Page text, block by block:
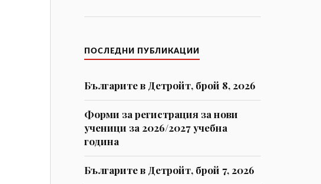
ПОСЛЕДНИ ПУБЛИКАЦИИ
Българите в Детройт, брой 8, 2026
Форми за регистрaция за нови
ученици за 2026/2027 учебна
година
Българите в Детройт, брой 7, 2026